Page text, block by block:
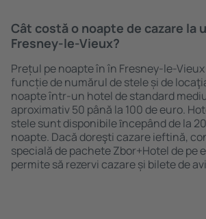
Cât costă o noapte de cazare la
Fresney-le-Vieux?
Prețul pe noapte în în Fresney-le-
funcție de numărul de stele și de
noapte într-un hotel de standard
aproximativ 50 până la 100 de euro.
stele sunt disponibile ȋncepând de la
noapte. Dacă doreşti cazare ieftină,
specială de pachete Zbor+Hotel de pe
permite să rezervi cazare și bilete de